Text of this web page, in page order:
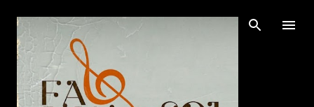
Pular para o conteúdo principal